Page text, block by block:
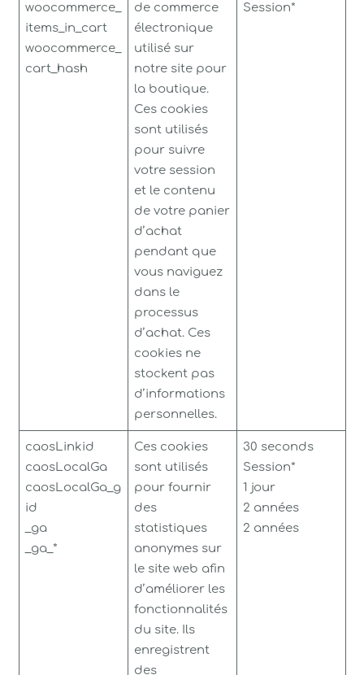
woocommerce_
items_in_cart
woocommerce_
cart_hash
de commerce
électronique
utilisé sur
notre site pour
la boutique.
Ces cookies
sont utilisés
pour suivre
votre session
et le contenu
de votre panier
d’achat
pendant que
vous naviguez
dans le
processus
d’achat. Ces
cookies ne
stockent pas
d’informations
personnelles.
Session*
caosLinkid
caosLocalGa
caosLocalGa_g
id
_ga
_ga_*
Ces cookies
sont utilisés
pour fournir
des
statistiques
anonymes sur
le site web afin
d’améliorer les
fonctionnalités
du site. Ils
enregistrent
des
30 seconds
Session*
1 jour
2 années
2 années